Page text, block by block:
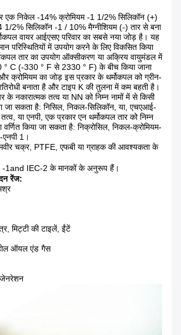
एक निकेल -14% क्रोमियम -1 1/2% सिलिकॉन (+)
1/2% सिलिकॉन -1 / 10% मैग्नीशियम (-) तार से बना
वायर आईएसए परिवार का सबसे नया जोड़ है। यह
परिस्थितियों में उपयोग करने के लिए विकसित किया
तार का उपयोग ऑक्सीकरण या अक्रिय वायुमंडल में
C (-330 ° F से 2330 ° F) के बीच किया जाना
क्रोमियम का जोड़ इस प्रकार के थर्मोकपल को ग्रीन-
बनाता है और टाइप K की तुलना में कम बहती है।
के नकारात्मक तत्व या NN को निम्न नामों में से किसी
जा सकता है: निसिल, निकल-सिलिकॉन, या, एचएआई-
या एनपी, एक प्रकार एन थर्मोकपल तार को निम्न
वर्णित किया जा सकता है: निक्रोसिल, निकल-क्रोमियम-
1।
चक्र, PTFE, एफबी या ग्राहक की आवश्यकता के
-1and IEC-2 के मानकों के अनुरूप हैं।
रेंज:
मिट्टी की टाइलें, ईंटें
ऑयल एंड गैस
जेनरेशन